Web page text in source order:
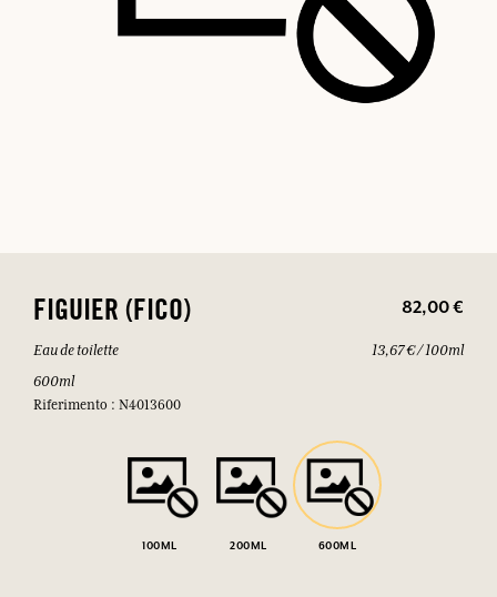
FIGUIER (FICO) 82,00 €
Eau de toilette
600ml
Riferimento : N4013600
13,67 € / 100ml
100ML 200ML 600ML